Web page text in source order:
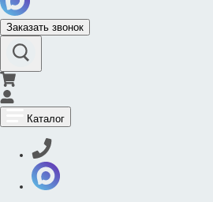
Заказать звонок
Каталог